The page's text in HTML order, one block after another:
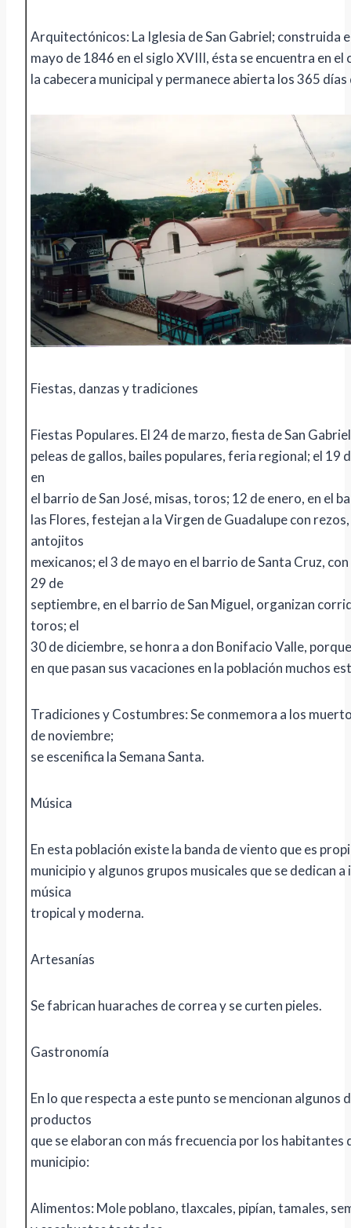
Arquitectónicos: La Iglesia de San Gabriel; construida
mayo de 1846 en el siglo XVIII, ésta se encuentra en el
la cabecera municipal y permanece abierta los 365 días
Fiestas, danzas y tradiciones
Fiestas Populares. El 24 de marzo, fiesta de San
peleas de gallos, bailes populares, feria regional; el 19
en
el barrio de San José, misas, toros; 12 de enero, en el
las Flores, festejan a la Virgen de Guadalupe con
antojitos
mexicanos; el 3 de mayo en el barrio de Santa Cruz,
29 de
septiembre, en el barrio de San Miguel, organizan
toros; el
30 de diciembre, se honra a don Bonifacio Valle,
en que pasan sus vacaciones en la población muchos
Tradiciones y Costumbres: Se conmemora a los
de noviembre;
se escenifica la Semana Santa.
Música
En esta población existe la banda de viento que es
municipio y algunos grupos musicales que se dedican
música
tropical y moderna.
Artesanías
Se fabrican huaraches de correa y se curten pieles.
Gastronomía
En lo que respecta a este punto se mencionan algunos
productos
que se elaboran con más frecuencia por los habitantes
municipio:
Alimentos: Mole poblano, tlaxcales, pipían, tamales,